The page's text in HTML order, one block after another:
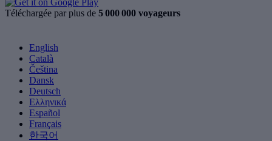
Téléchargée par plus de 5 000 000 voyageurs
English
Català
Čeština
Dansk
Deutsch
Ελληνικά
Español
Français
한국어